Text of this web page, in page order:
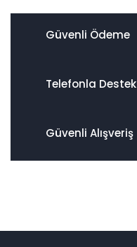
Güvenli Ödeme
Telefonla Destek
Güvenli Alışveriş